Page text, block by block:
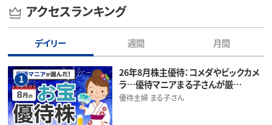
アクセスランキング
デイリー 週間 月間
1
26年8月株主優待：コメダやビックカメ
ラ…優待マニアまる子さんが厳…
優待主婦 まる子さん